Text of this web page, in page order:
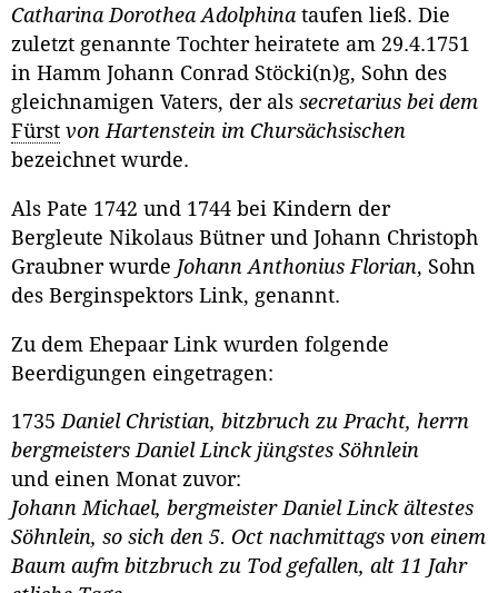
Catharina Dorothea Adolphina taufen ließ. Die
zuletzt genannte Tochter heiratete am 29.4.1751
in Hamm Johann Conrad Stöcki(n)g, Sohn des
gleichnamigen Vaters, der als secretarius bei dem
Fürst von Hartenstein im Chursächsischen
bezeichnet wurde.
Als Pate 1742 und 1744 bei Kindern der
Bergleute Nikolaus Bütner und Johann Christoph
Graubner wurde Johann Anthonius Florian, Sohn
des Berginspektors Link, genannt.
Zu dem Ehepaar Link wurden folgende
Beerdigungen eingetragen:
1735Daniel Christian, bitzbruch zu Pracht, herrn
bergmeisters Daniel Linck jüngstes Söhnlein
und einen Monat zuvor:
Johann Michael, bergmeister Daniel Linck ältestes
Söhnlein, so sich den 5. Oct nachmittags von einem
Baum aufm bitzbruch zu Tod gefallen, alt 11 Jahr